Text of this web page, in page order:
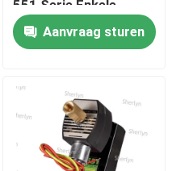
551 Serie Enkele
Spoel
Aanvraag sturen